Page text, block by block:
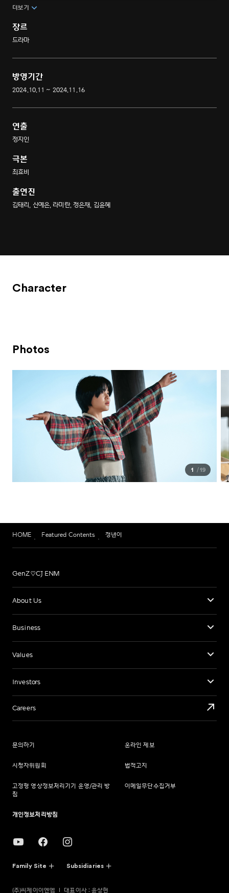
오페라인 국극을 처음 알게 되고, 그 화려하고 멋있는 예술에 푹 빠져 국극 배우가
소녀들의 경쟁과 연대, 그리고 찬란한 성장기.
더보기
장르
드라마
방영기간
2024.10.11 ~ 2024.11.16
연출
정지인
극본
최효비
출연진
김태리, 신예은, 라미란, 정은채, 김윤혜
Character
Photos
1 19
HOME Featured Contents 정년이
GenZ♡CJ ENM
About Us
Business
Values
Investors
Careers
문의하기 온라인 제보
시청자위원회 법적고지
고정형 영상정보처리기기 운영/관리 방
침
이메일무단수집거부
개인정보처리방침
Family Site Subsidiaries
(주)씨제이이엔엠 대표이사 : 윤상현